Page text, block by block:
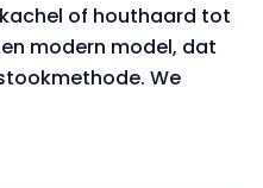
of houthaard tot
modern model, dat
We